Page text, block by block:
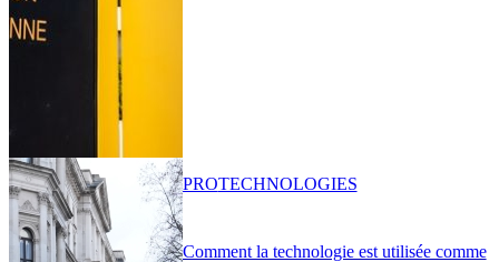
Comment la technologie est utilisée comme
PROTECHNOLOGIES